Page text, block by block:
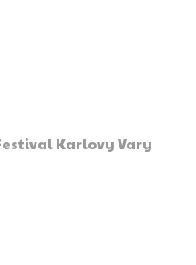
Karlovy Vary